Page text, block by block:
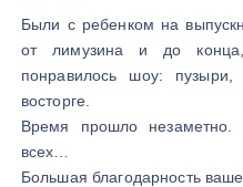
Были с ребенком на
от лимузина и до
понравилось шоу:
восторге.
Время прошло незаметно.
всех…
Большая благодарность